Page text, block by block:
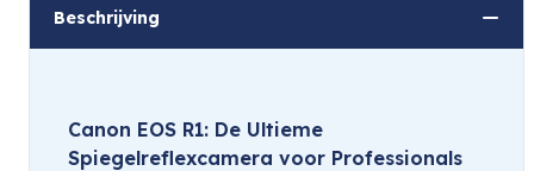
Beschrijving
Canon EOS R1: De Ultieme
Spiegelreflexcamera voor Professionals